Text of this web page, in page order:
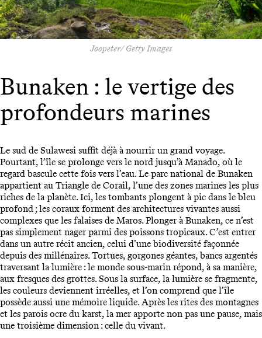
Joopeter/ Getty Images
Bunaken : le vertige des
profondeurs marines
Le sud de Sulawesi suffit déjà à nourrir un grand voyage.
Pourtant, l’île se prolonge vers le nord jusqu’à Manado, où le
regard bascule cette fois vers l’eau. Le parc national de Bunaken
appartient au Triangle de Corail, l’une des zones marines les plus
riches de la planète. Ici, les tombants plongent à pic dans le bleu
profond ; les coraux forment des architectures vivantes aussi
complexes que les falaises de Maros. Plonger à Bunaken, ce n’est
pas simplement nager parmi des poissons tropicaux. C’est entrer
dans un autre récit ancien, celui d’une biodiversité façonnée
depuis des millénaires. Tortues, gorgones géantes, bancs argentés
traversant la lumière : le monde sous-marin répond, à sa manière,
aux fresques des grottes. Sous la surface, la lumière se fragmente,
les couleurs deviennent irréelles, et l’on comprend que l’île
possède aussi une mémoire liquide. Après les rites des montagnes
et les parois ocre du karst, la mer apporte non pas une pause, mais
une troisième dimension : celle du vivant.